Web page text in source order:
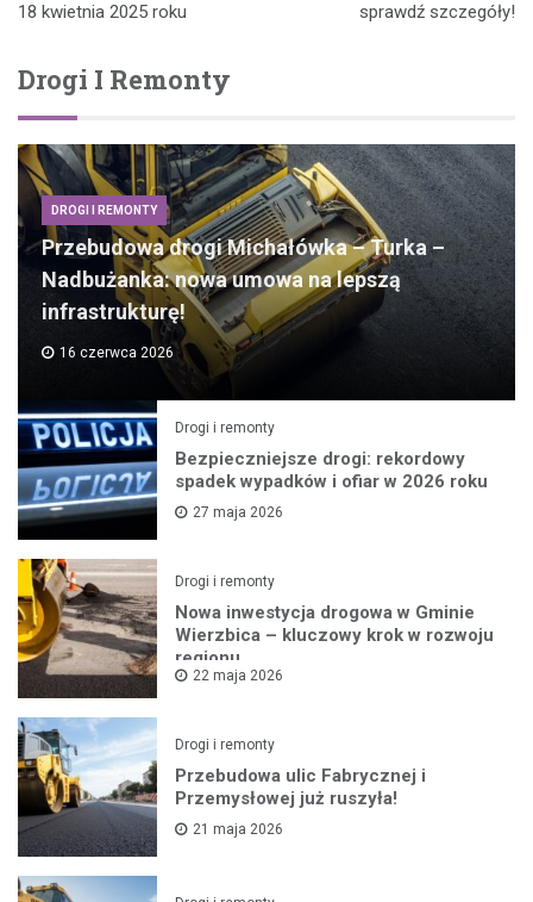
18 kwietnia 2025 roku sprawdź szczegóły!
Drogi I Remonty
DROGI I REMONTY
Przebudowa drogi Michałówka – Turka –
Nadbużanka: nowa umowa na lepszą
infrastrukturę!
16 czerwca 2026
Drogi i remonty
Bezpieczniejsze drogi: rekordowy
spadek wypadków i ofiar w 2026 roku
27 maja 2026
Drogi i remonty
Nowa inwestycja drogowa w Gminie
Wierzbica – kluczowy krok w rozwoju
regionu
22 maja 2026
Drogi i remonty
Przebudowa ulic Fabrycznej i
Przemysłowej już ruszyła!
21 maja 2026